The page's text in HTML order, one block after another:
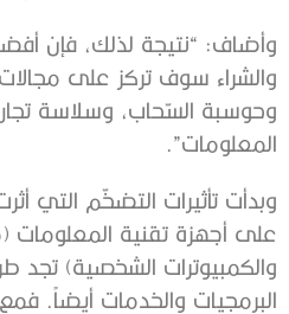
وأضاف: “نتيجة لذلك، فإن
والشراء سوف تركز على مجالات
وحوسبة السّحاب، وسلاسة
المعلومات”.
وبدأت تأثيرات التضخّم التي
على أجهزة تقنية المعلومات
والكمبيوترات الشخصية) تجد
البرمجيات والخدمات أيضاً.